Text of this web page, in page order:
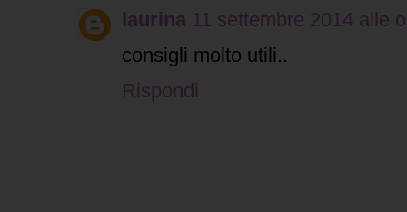
laurina 11 settembre 2014 alle
consigli molto utili..
Rispondi